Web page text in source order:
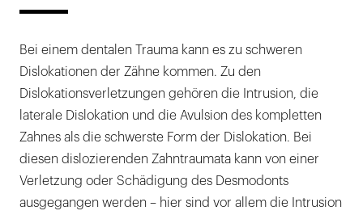
Bei einem dentalen Trauma kann es zu schweren
Dislokationen der Zähne kommen. Zu den
Dislokationsverletzungen gehören die Intrusion, die
laterale Dislokation und die Avulsion des kompletten
Zahnes als die schwerste Form der Dislokation. Bei
diesen dislozierenden Zahntraumata kann von einer
Verletzung oder Schädigung des Desmodonts
ausgegangen werden – hier sind vor allem die Intrusion